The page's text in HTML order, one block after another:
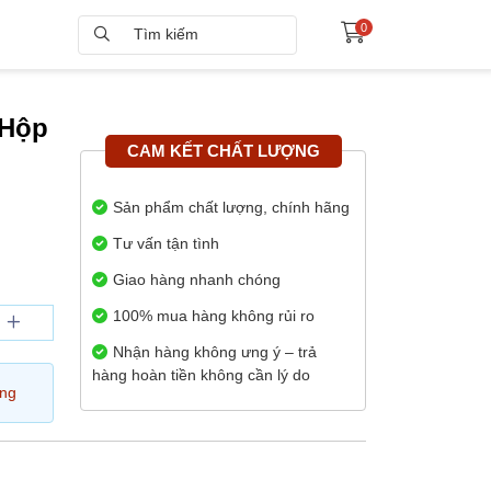
0
CAM KẾT CHẤT LƯỢNG
Sản phẩm chất lượng, chính hãng
Tư vấn tận tình
Giao hàng nhanh chóng
100% mua hàng không rủi ro
Nhận hàng không ưng ý – trả
hàng hoàn tiền không cần lý do